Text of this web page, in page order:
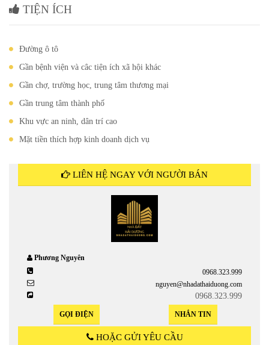
TIỆN ÍCH
Đường ô tô
Gần bệnh viện và câc tiện ích xã hội khác
Gần chợ, trường học, trung tâm thương mại
Gần trung tâm thành phố
Khu vực an ninh, dân trí cao
Mặt tiền thích hợp kinh doanh dịch vụ
LIÊN HỆ NGAY VỚI NGƯỜI BÁN
Phương Nguyên
0968.323.999
nguyen@nhadathaiduong.com
0968.323.999
GỌI ĐIỆN NHẮN TIN
HOẶC GỬI YÊU CẦU